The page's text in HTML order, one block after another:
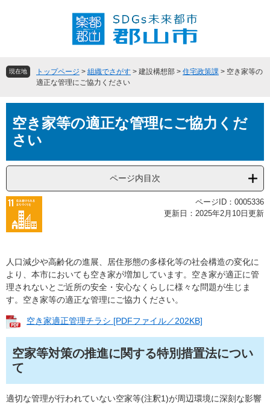
頭
飛現在地 トップページ > 組織でさがす > 建設構想部 > 住宅政策課 > 空き家等の
適正な管理にご協力ください
文空き家等の適正な管理にご協力くだ
さい
ページ内目次
ページID：0005336
更新日：2025年2月10日更新
人口減少や高齢化の進展、居住形態の多様化等の社会構造の変化に
より、本市においても空き家が増加しています。空き家が適正に管
理されないとご近所の安全・安心なくらしに様々な問題が生じま
す。空き家等の適正な管理にご協力ください。
空き家適正管理チラシ [PDFファイル／202KB]
空家等対策の推進に関する特別措置法につい
て
適切な管理が行われていない空家等(注釈1)が周辺環境に深刻な影響